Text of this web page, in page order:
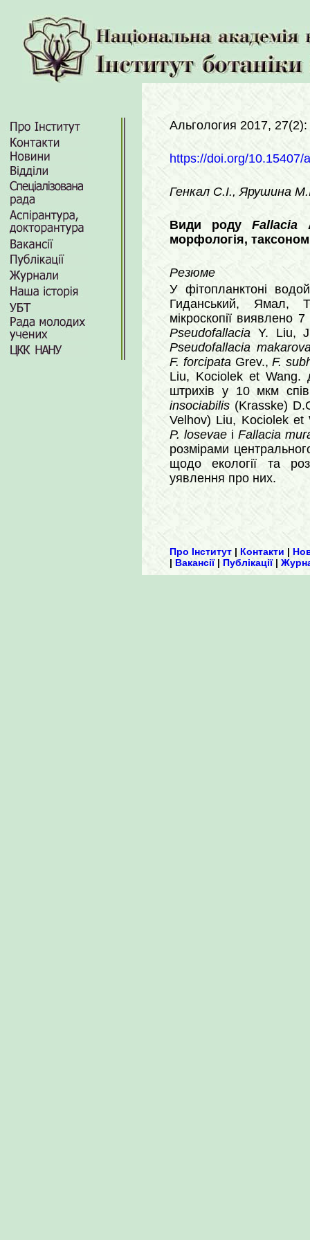
Альгология 2017,
https://doi.org/10.15407/
Генкал С.І., Ярушина
Види родуFallacia
морфологія,
Резюме
У фітопланктоні
Гиданський, Ямал,
мікроскопії виявлено
Pseudofallacia Y. Liu,
Pseudofallacia
F. forcipataGrev.,F.
Liu, Kociolek et Wang.
штрихів у 10 мкм
insociabilis (Krasske)
Velhov) Liu, Kociolek
P. losevae іFallacia
розмірами
щодо екології та
уявлення про них.
Про Інститут | Контакти |
| Вакансії| Публікації|